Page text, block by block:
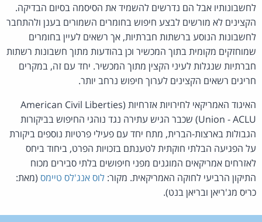
לחשבונותיו אבל הם נדרשים להשמיד את הסיסמה בסיום הבדיקה.
הקצינים לא מורשים לבצע חיפוש בחומרים השמורים בענן ולהתחבר
לחשבונות הנוסע ברשתות חברתיות, אך רשאים לעיין בחומרים
שמוחזקים מקומית בתוך המכשיר וכן בהודעות מתוך חשבונות רשתות
חברתיות שנגלות לעיני הקצין מתוך המכשיר. יחד עם זה, במקרים
חריגים רשאים הקצינים לערוך חיפוש נרחב יותר.
האיגוד האמריקאי לחירויות אזרחיות (American Civil Liberties
Union - ACLU) שכבר הגיש עתירה נגד נוהגי החיפוש בביקורות
הגבולות בארצות-הברית, מתח יחד עם פעילי פרטיות נוספים ביקורת
על הפגיעה הבלתי חוקתית לטענתם בזכויות הפרט, ביחוד ביחס
לאזרחים אמריקאים המוגנים מפני חיפושים בלתי סבירים מכוח
התיקון הרביעי לחוקה האמריקאית. מקור: לוס אנג'לס טיימס (מאת:
כריס מג'ריאן ובריאן בנט).